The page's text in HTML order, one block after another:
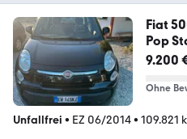
Fiat
Pop
9.200
Ohne
Unfallfrei • EZ 06/2014• 109.821